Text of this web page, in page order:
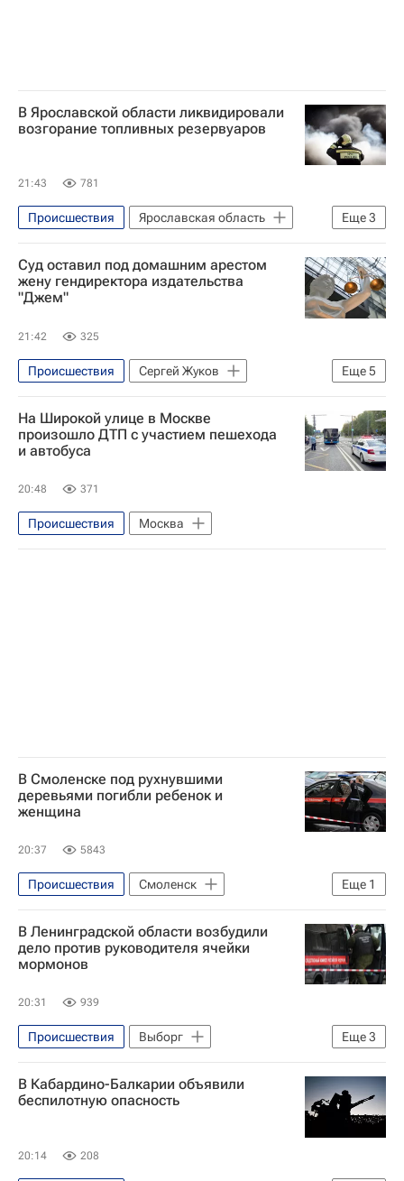
В Ярославской области ликвидировали
возгорание топливных резервуаров
21:43 781
Еще3
Происшествия
Ярославская область
Михаил Евраев
Вооруженные силы Украины
Суд оставил под домашним арестом
жену гендиректора издательства
"Джем"
21:42 325
Еще5
Происшествия
Сергей Жуков
Алексей Потехин
Лада Дэнс
Московский городской суд
Мираж
На Широкой улице в Москве
произошло ДТП с участием пешехода
и автобуса
20:48 371
Происшествия Москва
В Смоленске под рухнувшими
деревьями погибли ребенок и
женщина
20:37 5843
Еще 1
Происшествия
Смоленск
Александр Новиков
В Ленинградской области возбудили
дело против руководителя ячейки
мормонов
20:31 939
Еще3
Происшествия
Выборг
Ленинградская область
Украина
Фонд борьбы с коррупцией
В Кабардино-Балкарии объявили
беспилотную опасность
20:14 208